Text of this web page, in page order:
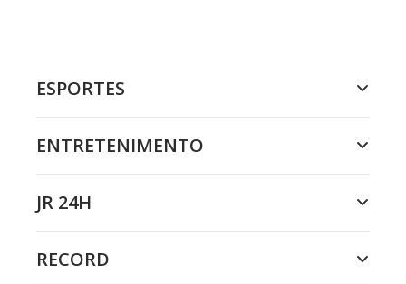
ESPORTES
ENTRETENIMENTO
JR 24H
RECORD